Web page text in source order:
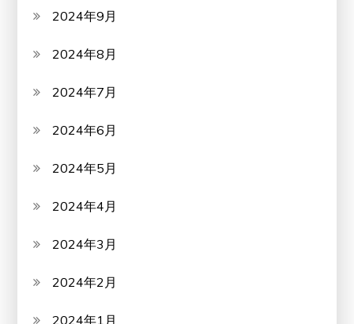
2024年9月
2024年8月
2024年7月
2024年6月
2024年5月
2024年4月
2024年3月
2024年2月
2024年1月